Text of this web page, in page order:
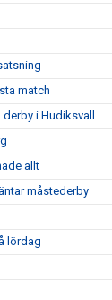
match
i Hudiksvall
allt
måstederby
lördag